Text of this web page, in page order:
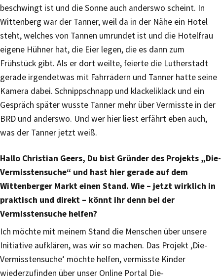
beschwingt ist und die Sonne auch anderswo scheint. In
Wittenberg war der Tanner, weil da in der Nähe ein Hotel
steht, welches von Tannen umrundet ist und die Hotelfrau
eigene Hühner hat, die Eier legen, die es dann zum
Frühstück gibt. Als er dort weilte, feierte die Lutherstadt
gerade irgendetwas mit Fahrrädern und Tanner hatte seine
Kamera dabei. Schnippschnapp und klackeliklack und ein
Gespräch später wusste Tanner mehr über Vermisste in der
BRD und anderswo. Und wer hier liest erfährt eben auch,
was der Tanner jetzt weiß.
Hallo Christian Geers, Du bist Gründer des Projekts „Die-
Vermisstensuche“ und hast hier gerade auf dem
Wittenberger Markt einen Stand. Wie – jetzt wirklich in
praktisch und direkt – könnt ihr denn bei der
Vermisstensuche helfen?
Ich möchte mit meinem Stand die Menschen über unsere
Initiative aufklären, was wir so machen. Das Projekt ‚Die-
Vermisstensuche‘ möchte helfen, vermisste Kinder
wiederzufinden über unser Online Portal Die-